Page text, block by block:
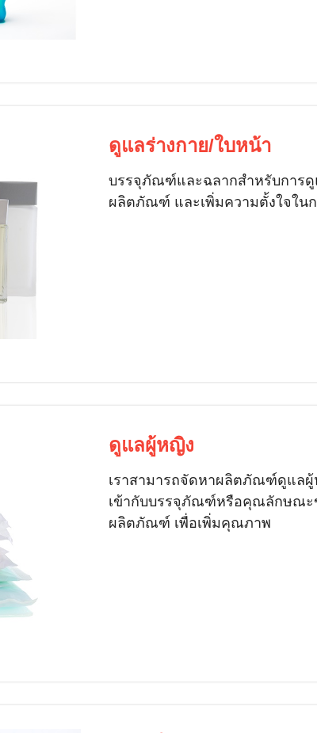
ดูแลร่างกาย/ใบหน้า
บรรจุภัณฑ์และฉลากสำหรับการดู
ผลิตภัณฑ์ และเพิ่มความตั้งใจใน
ดูแลผู้หญิง
เราสามารถจัดหาผลิตภัณฑ์ดูแล
เข้ากับบรรจุภัณฑ์หรือคุณลักษณะ
ผลิตภัณฑ์ เพื่อเพิ่มคุณภาพ